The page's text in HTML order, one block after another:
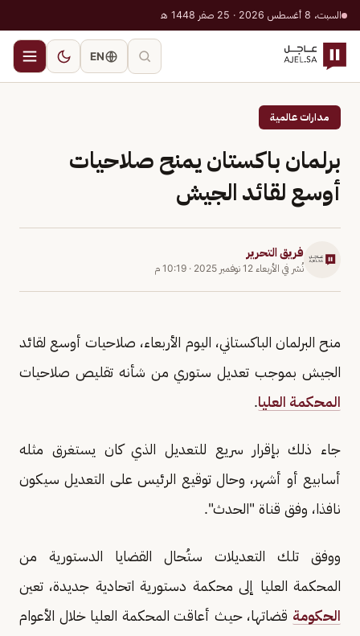
السبت، 8 أغسطس 2026 · 25 صفر 1448 هـ
EN
مدارات عالمية
برلمان باكستان يمنح صلاحيات
أوسع لقائد الجيش
فريق التحرير
نُشر في الأربعاء 12 نوفمبر 2025 · 10:19 م
منح البرلمان الباكستاني، اليوم الأربعاء، صلاحيات أوسع لقائد
الجيش بموجب تعديل ستوري من شأنه تقليص صلاحيات
المحكمة العليا.
جاء ذلك بإقرار سريع للتعديل الذي كان يستغرق مثله
أسابيع أو أشهر، وحال توقيع الرئيس على التعديل سيكون
نافذا، وفق قناة "الحدث".
ووفق تلك التعديلات ستُحال القضايا الدستورية من
المحكمة العليا إلى محكمة دستورية اتحادية جديدة، تعين
الحكومة قضاتها، حيث أعاقت المحكمة العليا خلال الأعوام